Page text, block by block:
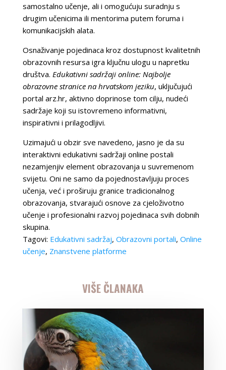
samostalno učenje, ali i omogućuju suradnju s
drugim učenicima ili mentorima putem foruma i
komunikacijskih alata.
Osnaživanje pojedinaca kroz dostupnost kvalitetnih
obrazovnih resursa igra ključnu ulogu u napretku
društva. Edukativni sadržaji online: Najbolje
obrazovne stranice na hrvatskom jeziku, uključujući
portal arz.hr, aktivno doprinose tom cilju, nudeći
sadržaje koji su istovremeno informativni,
inspirativni i prilagodljivi.
Uzimajući u obzir sve navedeno, jasno je da su
interaktivni edukativni sadržaji online postali
nezamjenjiv element obrazovanja u suvremenom
svijetu. Oni ne samo da pojednostavljuju proces
učenja, već i proširuju granice tradicionalnog
obrazovanja, stvarajući osnove za cjeloživotno
učenje i profesionalni razvoj pojedinaca svih dobnih
skupina.
Tagovi: Edukativni sadržaj, Obrazovni portali, Online
učenje, Znanstvene platforme
VIŠE ČLANAKA